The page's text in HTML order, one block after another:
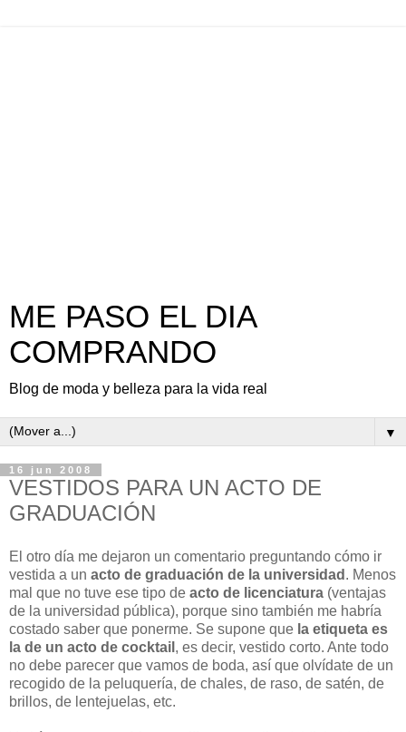
ME PASO EL DIA
COMPRANDO
Blog de moda y belleza para la vida real
▼
16 jun 2008
VESTIDOS PARA UN ACTO DE
GRADUACIÓN
El otro día me dejaron un comentario preguntando cómo ir
vestida a un acto de graduación de la universidad . Menos
mal que no tuve ese tipo de acto de licenciatura (ventajas
de la universidad pública), porque sino también me habría
costado saber que ponerme. Se supone que la etiqueta es
la de un acto de cocktail , es decir, vestido corto. Ante todo
no debe parecer que vamos de boda, así que olvídate de un
recogido de la peluquería, de chales, de raso, de satén, de
brillos, de lentejuelas, etc.